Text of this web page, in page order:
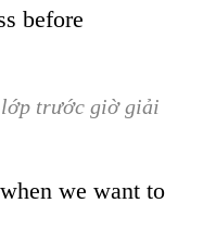
before
lớp trước giờ giải
we want to